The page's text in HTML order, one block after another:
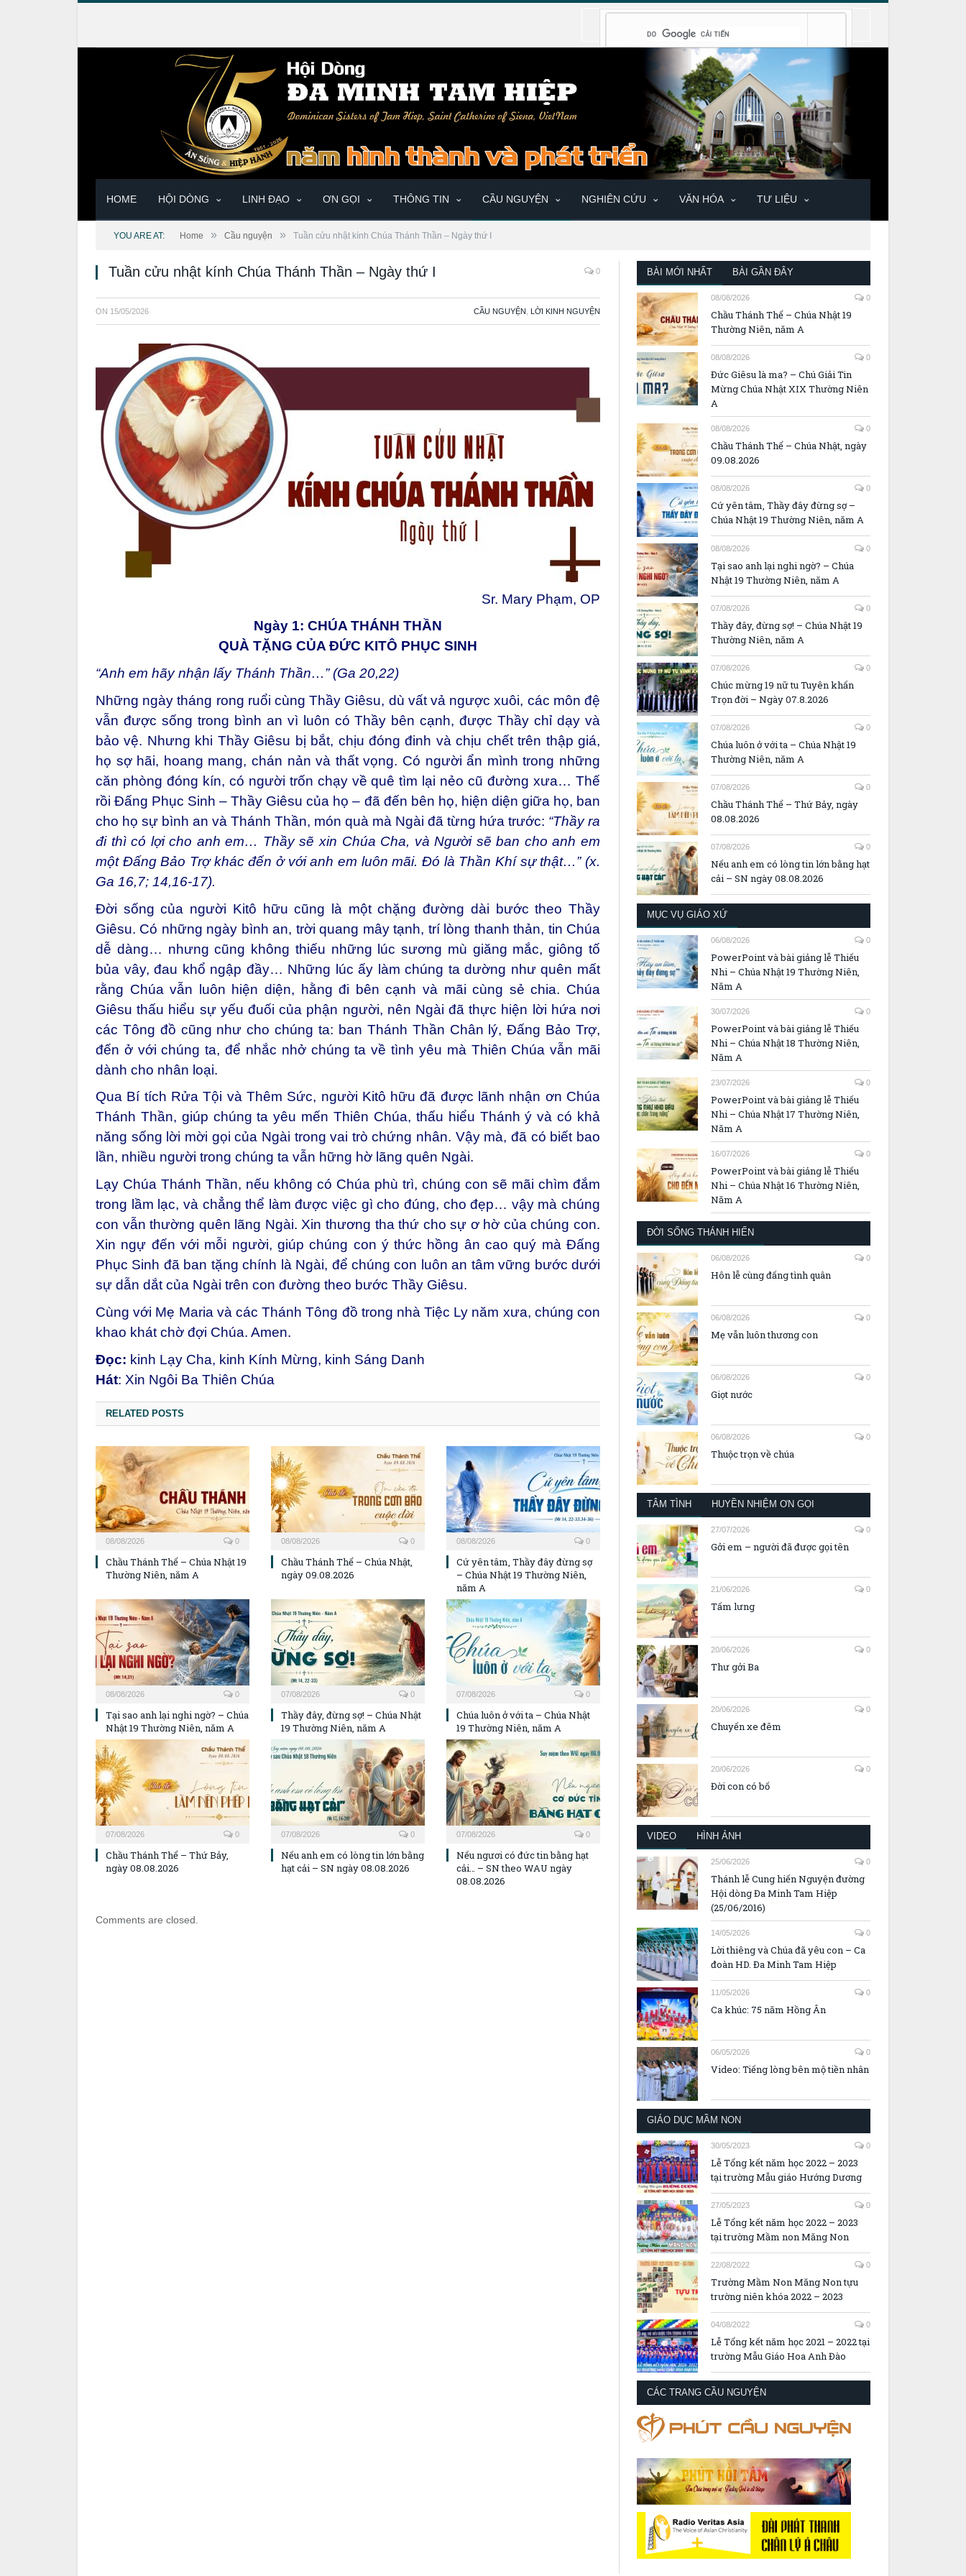
HOME HỘI DÒNG LINH ĐẠO ƠN GỌI THÔNG TIN CẦU NGUYỆN NGHIÊN CỨU VĂN HÓA TƯ LIỆU
YOU ARE AT: Home » Cầu nguyện » Tuần cửu nhật kính Chúa Thánh Thần – Ngày thứ I
Tuần cửu nhật kính Chúa Thánh Thần – Ngày thứ I 0
ON 15/05/2026 CẦU NGUYỆN LỜI KINH NGUYỆN
Sr. Mary Phạm, OP
Ngày 1: CHÚA THÁNH THẦN
QUÀ TẶNG CỦA ĐỨC KITÔ PHỤC SINH
“Anh em hãy nhận lấy Thánh Thần…” (Ga 20,22)
Những ngày tháng rong ruổi cùng Thầy Giêsu, dù vất vả ngược xuôi, các môn đệ
vẫn được sống trong bình an vì luôn có Thầy bên cạnh, được Thầy chỉ dạy và
bảo vệ. Nhưng khi Thầy Giêsu bị bắt, chịu đóng đinh và chịu chết trên thập giá,
họ sợ hãi, hoang mang, chán nản và thất vọng. Có người ẩn mình trong những
căn phòng đóng kín, có người trốn chạy về quê tìm lại nẻo cũ đường xưa… Thế
rồi Đấng Phục Sinh – Thầy Giêsu của họ – đã đến bên họ, hiện diện giữa họ, ban
cho họ sự bình an và Thánh Thần, món quà mà Ngài đã từng hứa trước: “Thầy ra
đi thì có lợi cho anh em… Thầy sẽ xin Chúa Cha, và Người sẽ ban cho anh em
một Đấng Bảo Trợ khác đến ở với anh em luôn mãi. Đó là Thần Khí sự thật…” (x.
Ga 16,7; 14,16-17).
Đời sống của người Kitô hữu cũng là một chặng đường dài bước theo Thầy
Giêsu. Có những ngày bình an, trời quang mây tạnh, trí lòng thanh thản, tin Chúa
dễ dàng… nhưng cũng không thiếu những lúc sương mù giăng mắc, giông tố
bủa vây, đau khổ ngập đầy… Những lúc ấy làm chúng ta dường như quên mất
rằng Chúa vẫn luôn hiện diện, hằng đi bên cạnh và mãi cùng sẻ chia. Chúa
Giêsu thấu hiểu sự yếu đuối của phận người, nên Ngài đã thực hiện lời hứa nơi
các Tông đồ cũng như cho chúng ta: ban Thánh Thần Chân lý, Đấng Bảo Trợ,
đến ở với chúng ta, để nhắc nhở chúng ta về tình yêu mà Thiên Chúa vẫn mãi
dành cho nhân loại.
Qua Bí tích Rửa Tội và Thêm Sức, người Kitô hữu đã được lãnh nhận ơn Chúa
Thánh Thần, giúp chúng ta yêu mến Thiên Chúa, thấu hiểu Thánh ý và có khả
năng sống lời mời gọi của Ngài trong vai trò chứng nhân. Vậy mà, đã có biết bao
lần, nhiều người trong chúng ta vẫn hững hờ lãng quên Ngài.
Lạy Chúa Thánh Thần, nếu không có Chúa phù trì, chúng con sẽ mãi chìm đắm
trong lầm lạc, và chẳng thể làm được việc gì cho đúng, cho đẹp… vậy mà chúng
con vẫn thường quên lãng Ngài. Xin thương tha thứ cho sự ơ hờ của chúng con.
Xin ngự đến với mỗi người, giúp chúng con ý thức hồng ân cao quý mà Đấng
Phục Sinh đã ban tặng chính là Ngài, để chúng con luôn an tâm vững bước dưới
sự dẫn dắt của Ngài trên con đường theo bước Thầy Giêsu.
Cùng với Mẹ Maria và các Thánh Tông đồ trong nhà Tiệc Ly năm xưa, chúng con
khao khát chờ đợi Chúa. Amen.
Đọc: kinh Lạy Cha, kinh Kính Mừng, kinh Sáng Danh
Hát: Xin Ngôi Ba Thiên Chúa
RELATED POSTS
08/08/2026 0
Chầu Thánh Thể – Chúa Nhật 19
Thường Niên, năm A
08/08/2026 0
Chầu Thánh Thể – Chúa Nhật,
ngày 09.08.2026
08/08/2026 0
Cứ yên tâm, Thầy đây đừng sợ
– Chúa Nhật 19 Thường Niên,
năm A
08/08/2026 0
Tại sao anh lại nghi ngờ? – Chúa
Nhật 19 Thường Niên, năm A
07/08/2026 0
Thầy đây, đừng sợ! – Chúa Nhật
19 Thường Niên, năm A
07/08/2026 0
Chúa luôn ở với ta – Chúa Nhật
19 Thường Niên, năm A
07/08/2026 0
Chầu Thánh Thể – Thứ Bảy,
ngày 08.08.2026
07/08/2026 0
Nếu anh em có lòng tin lớn bằng
hạt cải – SN ngày 08.08.2026
07/08/2026 0
Nếu ngươi có đức tin bằng hạt
cải… – SN theo WAU ngày
08.08.2026
Comments are closed.
BÀI MỚI NHẤT BÀI GẦN ĐÂY
08/08/2026 0
Chầu Thánh Thể – Chúa Nhật 19
Thường Niên, năm A
08/08/2026 0
Đức Giêsu là ma? – Chú Giải Tin
Mừng Chúa Nhật XIX Thường Niên
A
08/08/2026 0
Chầu Thánh Thể – Chúa Nhật, ngày
09.08.2026
08/08/2026 0
Cứ yên tâm, Thầy đây đừng sợ –
Chúa Nhật 19 Thường Niên, năm A
08/08/2026 0
Tại sao anh lại nghi ngờ? – Chúa
Nhật 19 Thường Niên, năm A
07/08/2026 0
Thầy đây, đừng sợ! – Chúa Nhật 19
Thường Niên, năm A
07/08/2026 0
Chúc mừng 19 nữ tu Tuyên khấn
Trọn đời – Ngày 07.8.2026
07/08/2026 0
Chúa luôn ở với ta – Chúa Nhật 19
Thường Niên, năm A
07/08/2026 0
Chầu Thánh Thể – Thứ Bảy, ngày
08.08.2026
07/08/2026 0
Nếu anh em có lòng tin lớn bằng hạt
cải – SN ngày 08.08.2026
MỤC VỤ GIÁO XỨ
06/08/2026 0
PowerPoint và bài giảng lễ Thiếu
Nhi – Chúa Nhật 19 Thường Niên,
Năm A
30/07/2026 0
PowerPoint và bài giảng lễ Thiếu
Nhi – Chúa Nhật 18 Thường Niên,
Năm A
23/07/2026 0
PowerPoint và bài giảng lễ Thiếu
Nhi – Chúa Nhật 17 Thường Niên,
Năm A
16/07/2026 0
PowerPoint và bài giảng lễ Thiếu
Nhi – Chúa Nhật 16 Thường Niên,
Năm A
ĐỜI SỐNG THÁNH HIẾN
06/08/2026 0
Hôn lễ cùng đấng tình quân
06/08/2026 0
Mẹ vẫn luôn thương con
06/08/2026 0
Giọt nước
06/08/2026 0
Thuộc trọn về chúa
TÂM TÌNH HUYỀN NHIỆM ƠN GỌI
27/07/2026 0
Gởi em – người đã được gọi tên
21/06/2026 0
Tấm lưng
20/06/2026 0
Thư gởi Ba
20/06/2026 0
Chuyến xe đêm
20/06/2026 0
Đời con có bố
VIDEO HÌNH ẢNH
25/06/2026 0
Thánh lễ Cung hiến Nguyện đường
Hội dòng Đa Minh Tam Hiệp
(25/06/2016)
14/05/2026 0
Lời thiêng và Chúa đã yêu con – Ca
đoàn HD. Đa Minh Tam Hiệp
11/05/2026 0
Ca khúc: 75 năm Hồng Ân
06/05/2026 0
Video: Tiếng lòng bên mộ tiền nhân
GIÁO DỤC MẦM NON
30/05/2023 0
Lễ Tổng kết năm học 2022 – 2023
tại trường Mẫu giáo Hướng Dương
27/05/2023 0
Lễ Tổng kết năm học 2022 – 2023
tại trường Mầm non Măng Non
22/08/2022 0
Trường Mầm Non Măng Non tựu
trường niên khóa 2022 – 2023
04/08/2022 0
Lễ Tổng kết năm học 2021 – 2022 tại
trường Mẫu Giáo Hoa Anh Đào
CÁC TRANG CẦU NGUYỆN